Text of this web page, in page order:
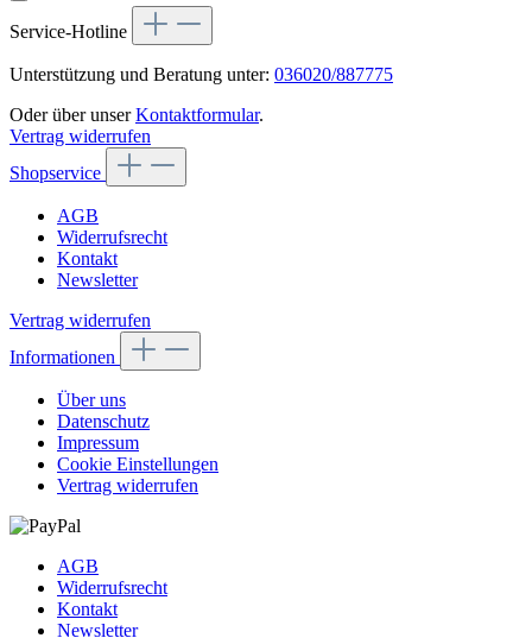
Service-Hotline
Unterstützung und Beratung unter: 036020/887775
Oder über unserKontaktformular.
Vertrag widerrufen
Shopservice
AGB
Widerrufsrecht
Kontakt
Newsletter
Vertrag widerrufen
Informationen
Über uns
Datenschutz
Impressum
Cookie Einstellungen
Vertrag widerrufen
AGB
Widerrufsrecht
Kontakt
Newsletter